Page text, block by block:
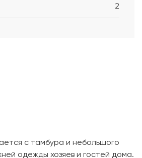
2
с тамбура и небольшого
одежды хозяев и гостей дома.